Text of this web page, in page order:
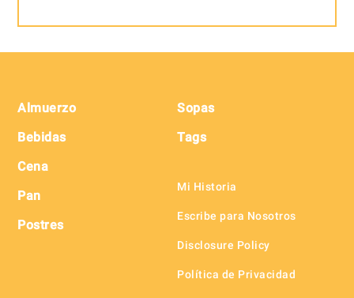
Almuerzo
Bebidas
Cena
Pan
Postres
Sopas
Tags
Mi Historia
Escribe para Nosotros
Disclosure Policy
Política de Privacidad